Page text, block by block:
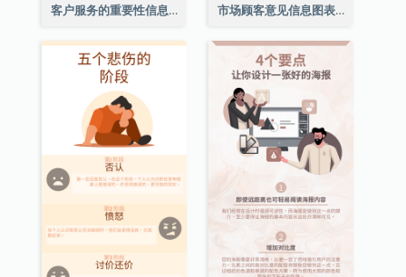
客户服务的重要性信息图表 市场顾客意见信息图表